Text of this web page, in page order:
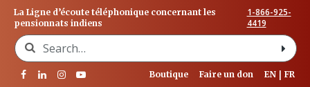
La Ligne d’écoute téléphonique concernant les
pensionnats indiens
1-866-925-
4419
Search for:
Boutique Faire un don EN FR